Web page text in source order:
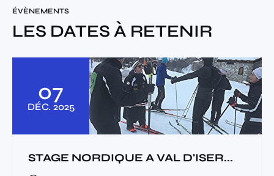
ÉVÈNEMENTS
LES DATES À RETENIR
07
DÉC. 2025
STAGE NORDIQUE A VAL D'ISER...